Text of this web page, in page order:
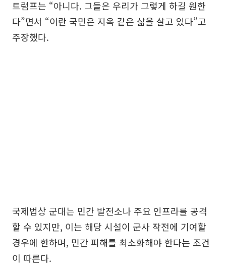
트럼프는 “아니다. 그들은 우리가 그렇게 하길 원한
다”면서 “이란 국민은 지옥 같은 삶을 살고 있다”고
주장했다.
국제법상 군대는 민간 발전소나 주요 인프라를 공격
할 수 있지만, 이는 해당 시설이 군사 작전에 기여할
경우에 한하며, 민간 피해를 최소화해야 한다는 조건
이 따른다.